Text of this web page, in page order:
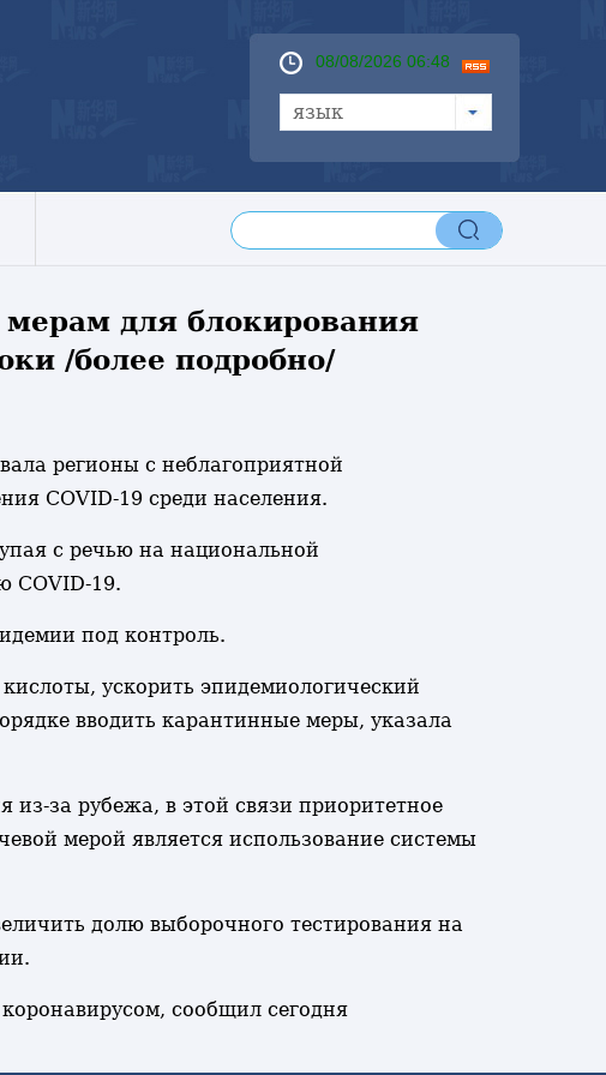
08/08/2026 06:48
язык
для блокирования
/более подробно/
регионы с неблагоприятной
COVID-19 среди населения.
с речью на национальной
COVID-19.
под контроль.
ускорить эпидемиологический
вводить карантинные меры, указала
из-за рубежа, в этой связи приоритетное
мерой является использование системы
долю выборочного тестирования на
сообщил сегодня